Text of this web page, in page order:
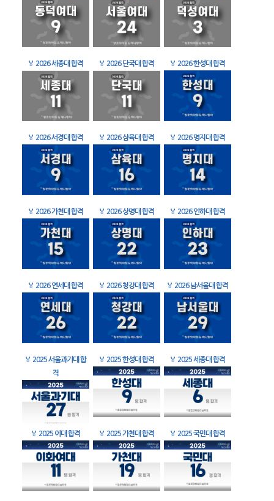
🏅 2026 세종대 합격 🏅 2026 단국대 합격 🏅 2026 한성대 합격
🏅 2026 서경대 합격 🏅 2026 삼육대 합격 🏅 2026 명지대 합격
🏅 2026 가천대 합격 🏅 2026 상명대 합격 🏅 2026 인하대 합격
🏅 2026 연세대 합격 🏅 2026 청강대 합격 🏅 2026 남서울대 합격
🏅 2025 서울과기대 합
격
🏅 2025 한성대 합격 🏅 2025 세종대 합격
🏅 2025 이대 합격 🏅 2025 가천대 합격 🏅 2025 국민대 합격